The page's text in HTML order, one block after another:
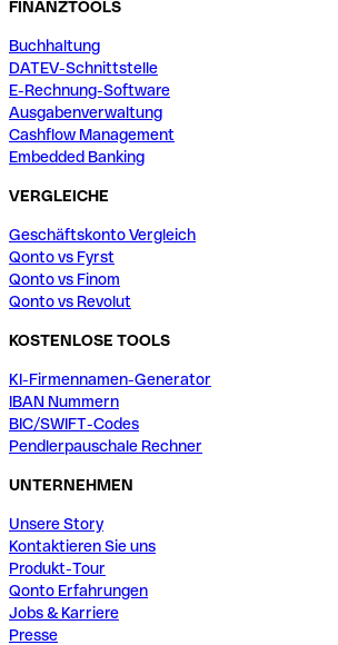
FINANZTOOLS
Buchhaltung
DATEV-Schnittstelle
E-Rechnung-Software
Ausgabenverwaltung
Cashflow Management
Embedded Banking
VERGLEICHE
Geschäftskonto Vergleich
Qonto vs Fyrst
Qonto vs Finom
Qonto vs Revolut
KOSTENLOSE TOOLS
KI-Firmennamen-Generator
IBAN Nummern
BIC/SWIFT-Codes
Pendlerpauschale Rechner
UNTERNEHMEN
Unsere Story
Kontaktieren Sie uns
Produkt-Tour
Qonto Erfahrungen
Jobs & Karriere
Presse